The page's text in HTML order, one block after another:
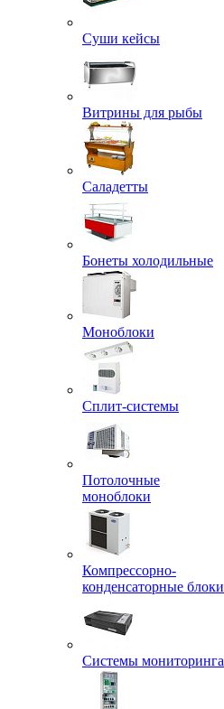
Суши кейсы
Витрины для рыбы
Саладетты
Бонеты холодильные
Моноблоки
Сплит-системы
Потолочные
моноблоки
Компрессорно-
конденсаторные блоки
Системы мониторинга